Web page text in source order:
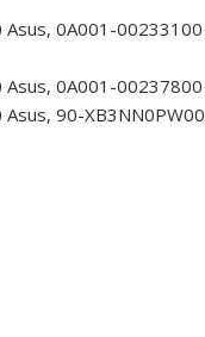
0A001-
0A001-
90-